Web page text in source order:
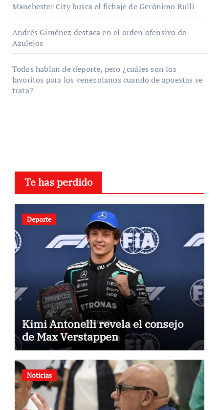
Manchester City busca el fichaje de Gerónimo Rulli
Andrés Giménez destaca en el orden ofensivo de
Azulejos
Todos hablan de deporte, pero ¿cuáles son los
favoritos para los venezolanos cuando de apuestas se
trata?
Te has perdido
Deporte
Kimi Antonelli revela el consejo
de Max Verstappen
Noticias